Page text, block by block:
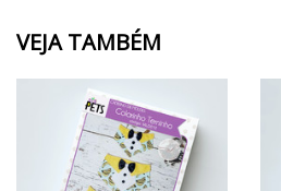
VEJA TAMBÉM